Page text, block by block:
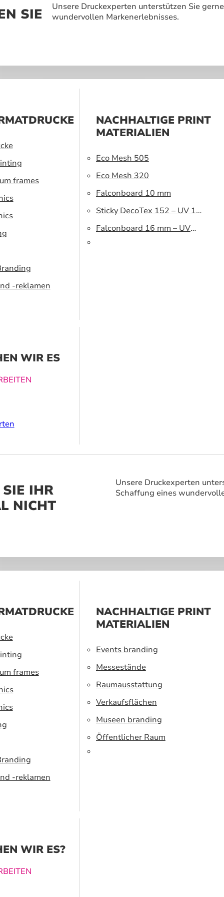
SIE
Unsere Druckexperten unterstützen Sie
wundervollen Markenerlebnisses.
frames
-reklamen
NACHHALTIGE PRINT
MATERIALIEN
Eco Mesh 505
Eco Mesh 320
Falconboard 10 mm
Sticky DecoTex 152 – UV 160
cm
Falconboard 16 mm – UV
WIR ES
IHR
NICHT
Unsere Druckexperten
Schaffung eines
frames
-reklamen
NACHHALTIGE PRINT
MATERIALIEN
Events branding
Messestände
Raumausstattung
Verkaufsflächen
Museen branding
Öffentlicher Raum
WIR ES?